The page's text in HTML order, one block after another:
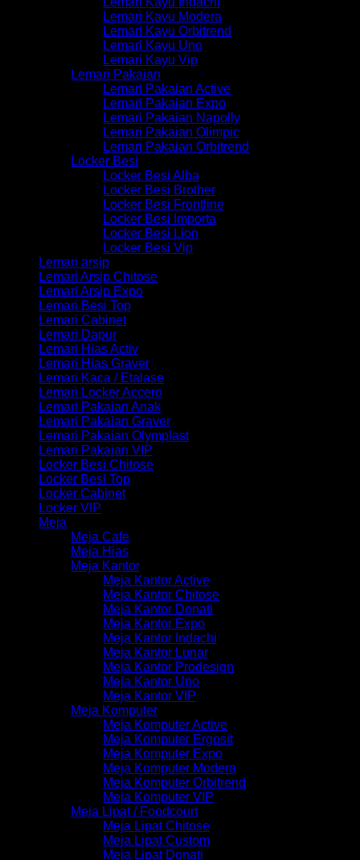
Lemari Kayu Modera
Lemari Kayu Orbitrend
Lemari Kayu Uno
Lemari Kayu Vip
Lemari Pakaian
Lemari Pakaian Active
Lemari Pakaian Expo
Lemari Pakaian Napolly
Lemari Pakaian Olimpic
Lemari Pakaian Orbitrend
Locker Besi
Locker Besi Alba
Locker Besi Brother
Locker Besi Frontline
Locker Besi Importa
Locker Besi Lion
Locker Besi Vip
Lemari arsip
Lemari Arsip Chitose
Lemari Arsip Expo
Lemari Besi Top
Lemari Cabinet
Lemari Dapur
Lemari Hias Activ
Lemari Hias Graver
Lemari Kaca / Etalase
Lemari Locker Accero
Lemari Pakaian Anak
Lemari Pakaian Graver
Lemari Pakaian Olymplast
Lemari Pakaian VIP
Locker Besi Chitose
Locker Besi Top
Locker Cabinet
Locker VIP
Meja
Meja Cafe
Meja Hias
Meja Kantor
Meja Kantor Active
Meja Kantor Chitose
Meja Kantor Donati
Meja Kantor Expo
Meja Kantor Indachi
Meja Kantor Lunar
Meja Kantor Prodesign
Meja Kantor Uno
Meja Kantor VIP
Meja Komputer
Meja Komputer Active
Meja Komputer Ergosit
Meja Komputer Expo
Meja Komputer Modera
Meja Komputer Orbitrend
Meja Komputer VIP
Meja Lipat / Foodcourt
Meja Lipat Chitose
Meja Lipat Custom
Meja Lipat Donati